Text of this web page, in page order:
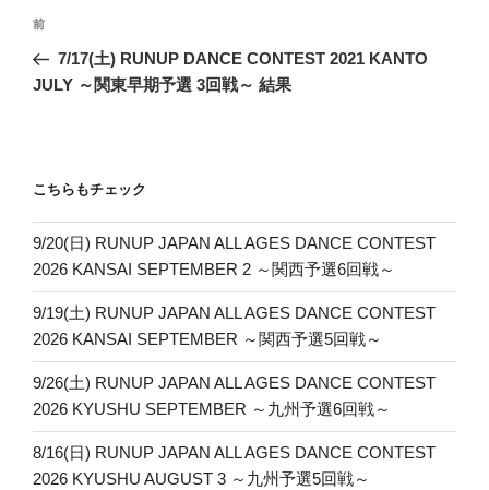
投
ナ
シ
ョ
ン
前
の
投
前
7/17(土) RUNUP DANCE CONTEST 2021 KANTO
JULY ～関東早期予選 3回戦～ 結果
こちらもチェック
9/20(日) RUNUP JAPAN ALL AGES DANCE CONTEST
2026 KANSAI SEPTEMBER 2 ～関西予選6回戦～
9/19(土) RUNUP JAPAN ALL AGES DANCE CONTEST
2026 KANSAI SEPTEMBER ～関西予選5回戦～
9/26(土) RUNUP JAPAN ALL AGES DANCE CONTEST
2026 KYUSHU SEPTEMBER ～九州予選6回戦～
8/16(日) RUNUP JAPAN ALL AGES DANCE CONTEST
2026 KYUSHU AUGUST 3 ～九州予選5回戦～